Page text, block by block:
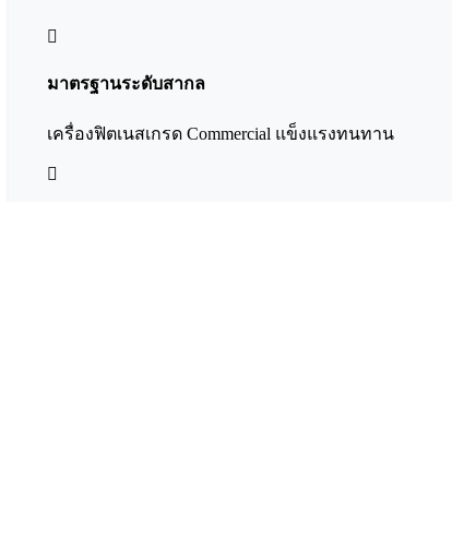
มาตรฐานระดับสากล
เครื่องฟิตเนสเกรด Commercial แข็งแรงทนทาน